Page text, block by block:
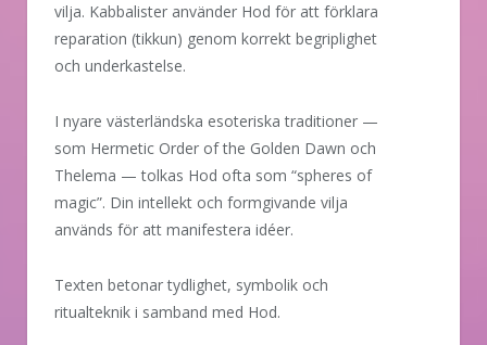
vilja. Kabbalister använder Hod för att förklara
reparation (tikkun) genom korrekt begriplighet
och underkastelse.
I nyare västerländska esoteriska traditioner —
som Hermetic Order of the Golden Dawn och
Thelema — tolkas Hod ofta som “spheres of
magic”. Din intellekt och formgivande vilja
används för att manifestera idéer.
Texten betonar tydlighet, symbolik och
ritualteknik i samband med Hod.